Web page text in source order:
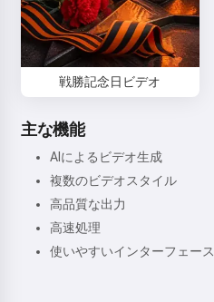
戦勝記念日ビデオ
主な機能
AIによるビデオ生成
複数のビデオスタイル
高品質な出力
高速処理
使いやすいインターフェース